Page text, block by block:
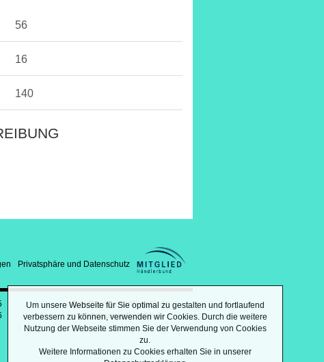
56
16
140
Privatsphäre und Datenschutz
office@braunwarth-optik.de
www.braunwarth-optik.de
Um unsere Webseite für Sie optimal zu gestalten und fortlaufend
verbessern zu können, verwenden wir Cookies. Durch die weitere
Nutzung der Webseite stimmen Sie der Verwendung von Cookies
zu.
Weitere Informationen zu Cookies erhalten Sie in unserer